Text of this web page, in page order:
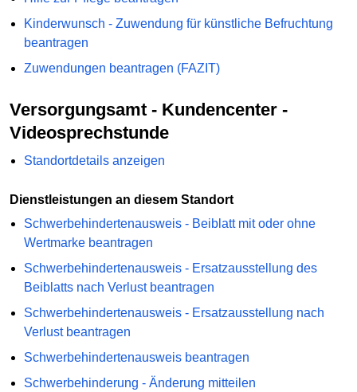
Kinderwunsch - Zuwendung für künstliche Befruchtung
beantragen
Zuwendungen beantragen (FAZIT)
Versorgungsamt - Kundencenter -
Videosprechstunde
Standortdetails anzeigen
Dienstleistungen an diesem Standort
Schwerbehindertenausweis - Beiblatt mit oder ohne
Wertmarke beantragen
Schwerbehindertenausweis - Ersatzausstellung des
Beiblatts nach Verlust beantragen
Schwerbehindertenausweis - Ersatzausstellung nach
Verlust beantragen
Schwerbehindertenausweis beantragen
Schwerbehinderung - Änderung mitteilen